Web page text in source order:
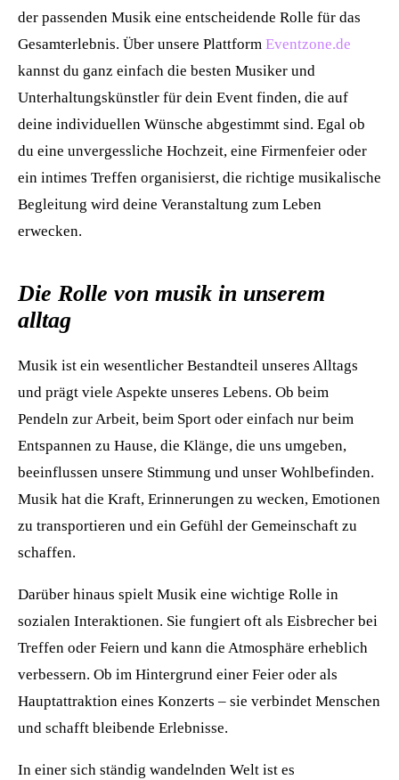
der passenden Musik eine entscheidende Rolle für das
Gesamterlebnis. Über unsere Plattform Eventzone.de
kannst du ganz einfach die besten Musiker und
Unterhaltungskünstler für dein Event finden, die auf
deine individuellen Wünsche abgestimmt sind. Egal ob
du eine unvergessliche Hochzeit, eine Firmenfeier oder
ein intimes Treffen organisierst, die richtige musikalische
Begleitung wird deine Veranstaltung zum Leben
erwecken.
Die Rolle von musik in unserem
alltag
Musik ist ein wesentlicher Bestandteil unseres Alltags
und prägt viele Aspekte unseres Lebens. Ob beim
Pendeln zur Arbeit, beim Sport oder einfach nur beim
Entspannen zu Hause, die Klänge, die uns umgeben,
beeinflussen unsere Stimmung und unser Wohlbefinden.
Musik hat die Kraft, Erinnerungen zu wecken, Emotionen
zu transportieren und ein Gefühl der Gemeinschaft zu
schaffen.
Darüber hinaus spielt Musik eine wichtige Rolle in
sozialen Interaktionen. Sie fungiert oft als Eisbrecher bei
Treffen oder Feiern und kann die Atmosphäre erheblich
verbessern. Ob im Hintergrund einer Feier oder als
Hauptattraktion eines Konzerts – sie verbindet Menschen
und schafft bleibende Erlebnisse.
In einer sich ständig wandelnden Welt ist es